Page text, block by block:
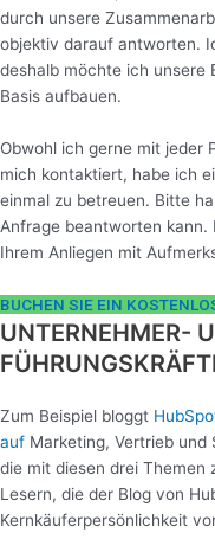
durch unsere
objektiv darauf antworten.
deshalb möchte ich unsere
Basis aufbauen.
Obwohl ich gerne mit jeder
mich kontaktiert, habe ich
einmal zu betreuen. Bitte
Anfrage beantworten
Ihrem Anliegen mit
BUCHEN SIE EIN
UNTERNEHMER-
Zum Beispiel bloggt
auf Marketing, Vertrieb und
die mit diesen drei Themen
Lesern, die der Blog von
Kernkäuferpersönlichkeit